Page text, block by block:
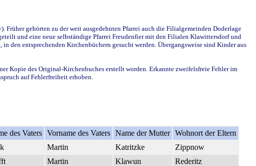
gehörten zu der weit ausgedehnten Pfarrei auch die Filialgemeinden Doderlage
und eine neue selbständige Pfarrei Freudenfier mit den Filialen Klawittersdorf und
entsprechenden Kirchenbüchern gesucht werden. Übergangsweise sind Kinder aus
Kopie des Original-Kirchenbuches erstellt worden. Erkannte zweifelsfreie Fehler im
auf Fehlerfreiheit erhoben.
des Vaters Vorname des Vaters Name der Mutter Wohnort der Eltern
Martin Katritzke
Zippnow
Martin Klawun
Rederitz